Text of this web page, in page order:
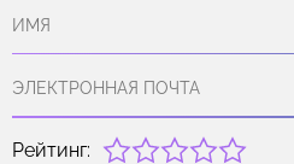
Рейтинг: